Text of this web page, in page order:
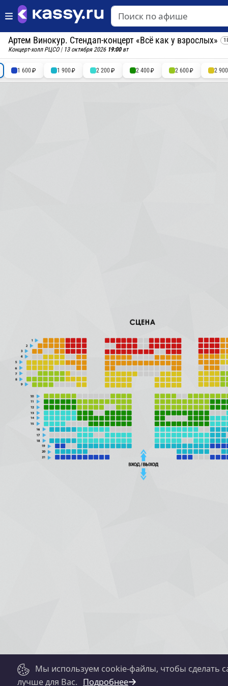
Артем Винокур. Стендап-концерт «Всё как у взрослых»
Концерт-холл РЦСО| 13 октября 2026 19:00вт
1 600 1 900 2 200 2 400 2 600 2 900
Мы используем cookie-файлы, чтобы сделать
лучше для Вас. Подробнее